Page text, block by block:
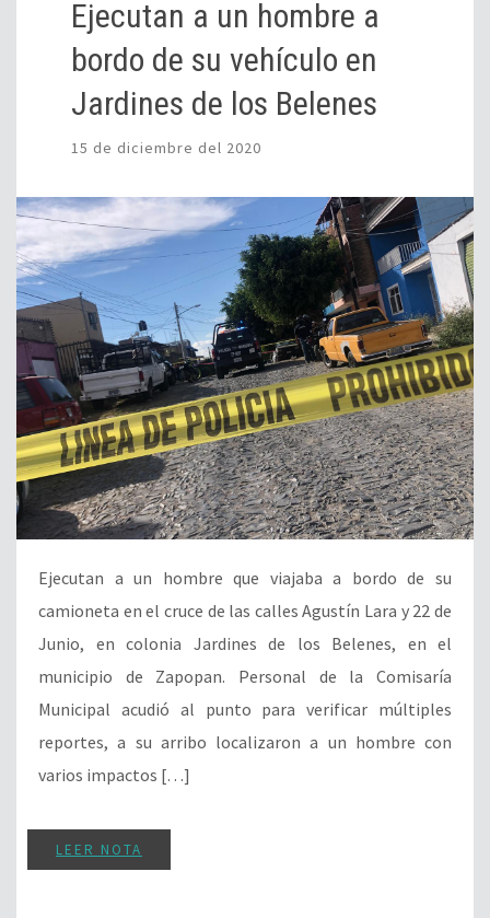
Ejecutan a un hombre a
bordo de su vehículo en
Jardines de los Belenes
15 de diciembre del 2020
Ejecutan a un hombre que viajaba a bordo de su
camioneta en el cruce de las calles Agustín Lara y 22 de
Junio, en colonia Jardines de los Belenes, en el
municipio de Zapopan. Personal de la Comisaría
Municipal acudió al punto para verificar múltiples
reportes, a su arribo localizaron a un hombre con
varios impactos […]
LEER NOTA